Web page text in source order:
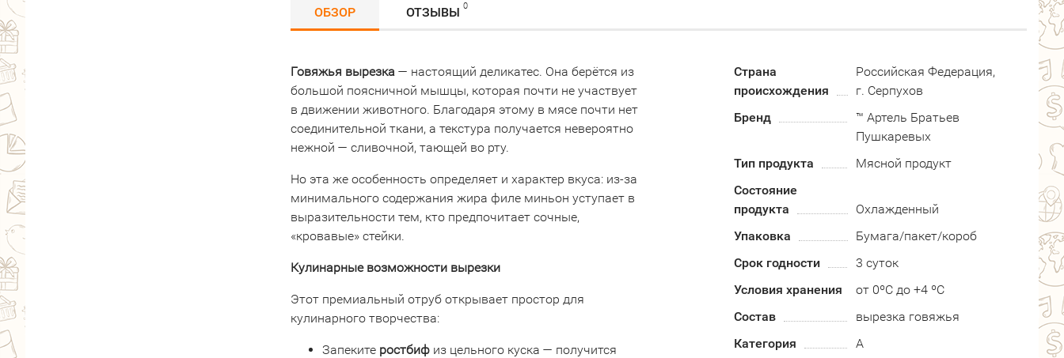
ОБЗОР ОТЗЫВЫ 0
Говяжья вырезка — настоящий деликатес. Она берётся из
большой поясничной мышцы, которая почти не участвует
в движении животного. Благодаря этому в мясе почти нет
соединительной ткани, а текстура получается невероятно
нежной — сливочной, тающей во рту.
Но эта же особенность определяет и характер вкуса: из‑за
минимального содержания жира филе миньон уступает в
выразительности тем, кто предпочитает сочные,
«кровавые» стейки.
Кулинарныевозможности вырезки
Этот премиальный отруб открывает простор для
кулинарного творчества:
Запеките ростбиф из цельного куска — получится
Страна
происхождения
Российская Федерация,
г. Серпухов
Бренд
™ Артель Братьев
Пушкаревых
Тип продукта
Мясной продукт
Состояние
продукта
Охлажденный
Упаковка
Бумага/пакет/короб
Срок годности
3 суток
Условия хранения
от 0ºС до +4 ºС
Состав
вырезка говяжья
Категория
А